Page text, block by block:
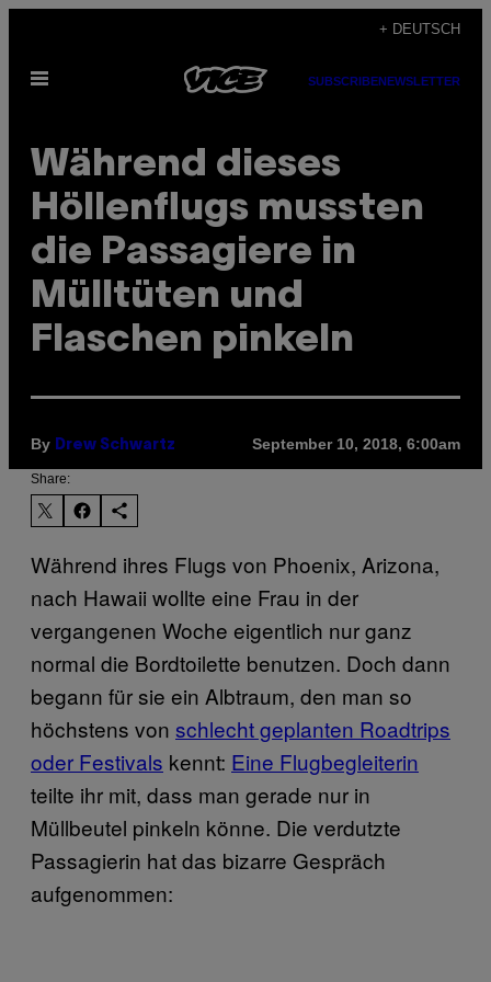
content
+ DEUTSCH
Open
SUBSCRIBENEWSLETTER
Während dieses
Höllenflugs mussten
die Passagiere in
Mülltüten und
Flaschen pinkeln
By Drew Schwartz September 10, 2018, 6:00am
Share:
Während ihres Flugs von Phoenix, Arizona,
nach Hawaii wollte eine Frau in der
vergangenen Woche eigentlich nur ganz
normal die Bordtoilette benutzen. Doch dann
begann für sie ein Albtraum, den man so
höchstens von schlecht geplanten Roadtrips
oder Festivals kennt: Eine Flugbegleiterin
teilte ihr mit, dass man gerade nur in
Müllbeutel pinkeln könne. Die verdutzte
Passagierin hat das bizarre Gespräch
aufgenommen: